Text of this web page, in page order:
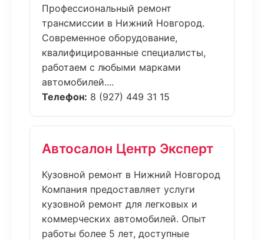
Профессиональный ремонт
трансмиссии в Нижний Новгород.
Современное оборудование,
квалифицированные специалисты,
работаем с любыми марками
автомобилей....
Телефон: 8 (927) 449 31 15
Автосалон Центр Эксперт
Кузовной ремонт в Нижний Новгород
Компания предоставляет услуги
кузовной ремонт для легковых и
коммерческих автомобилей. Опыт
работы более 5 лет, доступные